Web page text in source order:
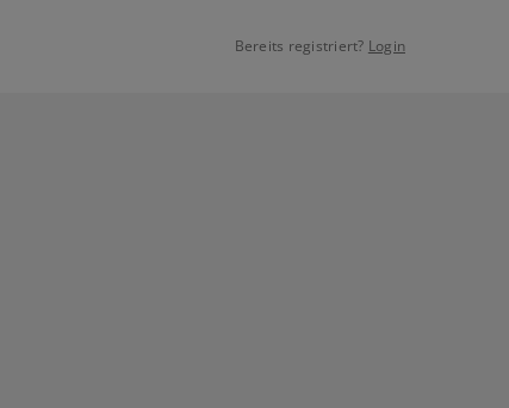
Bereits registriert? Login